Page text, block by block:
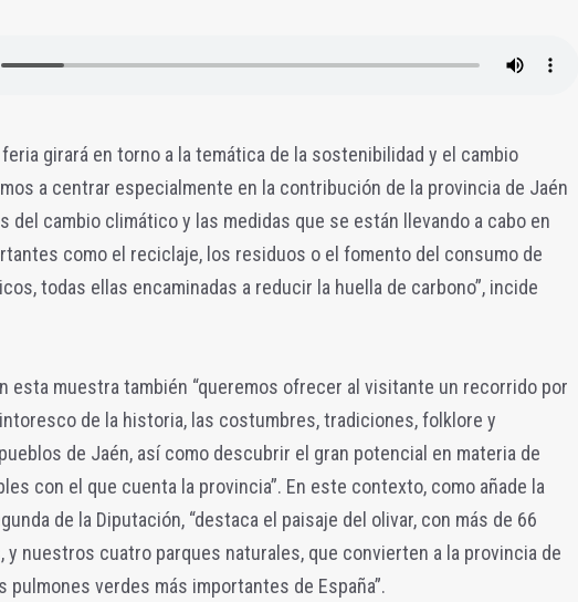
girará en torno a la temática de la sostenibilidad y el cambio
a centrar especialmente en la contribución de la provincia de Jaén
del cambio climático y las medidas que se están llevando a cabo en
como el reciclaje, los residuos o el fomento del consumo de
todas ellas encaminadas a reducir la huella de carbono”, incide
esta muestra también “queremos ofrecer al visitante un recorrido por
de la historia, las costumbres, tradiciones, folklore y
de Jaén, así como descubrir el gran potencial en materia de
con el que cuenta la provincia”. En este contexto, como añade la
de la Diputación, “destaca el paisaje del olivar, con más de 66
y nuestros cuatro parques naturales, que convierten a la provincia de
pulmones verdes más importantes de España”.